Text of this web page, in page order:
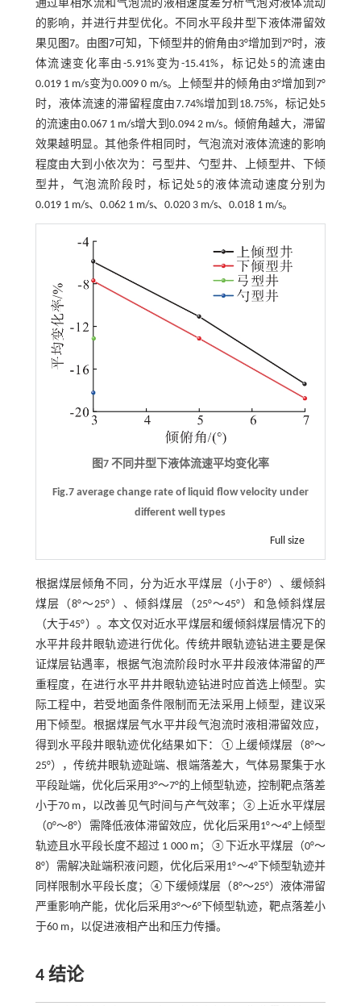
通过单相水流和气泡流的液相速度差分析气泡对液体流动
的影响，并进行井型优化。不同水平段井型下液体滞留效
果见图7。由 图7可知，下倾型井的俯角由3°增加到7°时，液
体流速变化率由-5.91%变为-15.41%，标记处5的流速由
0.019 1 m/s变为0.009 0 m/s。上倾型井的倾角由3°增加到7°
时，液体流速的滞留程度由7.74%增加到18.75%，标记处5
的流速由0.067 1 m/s增大到0.094 2 m/s。倾俯角越大，滞留
效果越明显。其他条件相同时，气泡流对液体流速的影响
程度由大到小依次为：弓型井、勺型井、上倾型井、下倾
型井，气泡流阶段时，标记处5的液体流动速度分别为
0.019 1 m/s、0.062 1 m/s、0.020 3 m/s、0.018 1 m/s。
图7 不同井型下液体流速平均变化率
Fig.7 average change rate of liquid flow velocity under
different well types
Full size
根据煤层倾角不同，分为近水平煤层（小于8°）、缓倾斜
煤层（8°～25°）、倾斜煤层（25°～45°）和急倾斜煤层
（大于45°）。本文仅对近水平煤层和缓倾斜煤层情况下的
水平井段井眼轨迹进行优化。传统井眼轨迹钻进主要是保
证煤层钻遇率，根据气泡流阶段时水平井段液体滞留的严
重程度，在进行水平井井眼轨迹钻进时应首选上倾型。实
际工程中，若受地面条件限制而无法采用上倾型，建议采
用下倾型。根据煤层气水平井段气泡流时液相滞留效应，
得到水平段井眼轨迹优化结果如下：①上缓倾煤层（8°～
25°），传统井眼轨迹趾端、根端落差大，气体易聚集于水
平段趾端，优化后采用3°～7°的上倾型轨迹，控制靶点落差
小于70 m，以改善见气时间与产气效率；②上近水平煤层
（0°～8°）需降低液体滞留效应，优化后采用1°～4°上倾型
轨迹且水平段长度不超过 1 000 m；③下近水平煤层（0°～
8°）需解决趾端积液问题，优化后采用1°～4°下倾型轨迹并
同样限制水平段长度；④下缓倾煤层（8°～25°）液体滞留
严重影响产能，优化后采用3°～6°下倾型轨迹，靶点落差小
于60 m，以促进液相产出和压力传播。
4 结论